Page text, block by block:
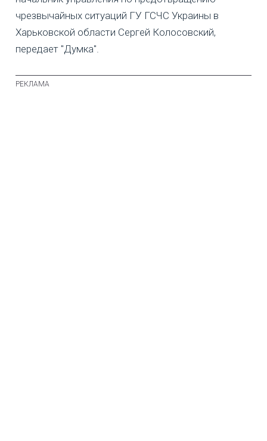
чрезвычайных ситуаций ГУ ГСЧС Украины в
Харьковской области Сергей Колосовский,
передает "Думка".